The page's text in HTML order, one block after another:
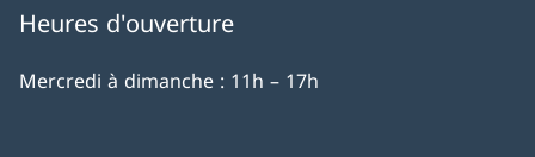
Heures d'ouverture
Mercredi à dimanche : 11h – 17h